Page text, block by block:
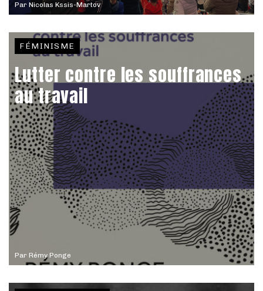
Par Nicolas Kssis-Martov
Par Rémy Ponge
FÉMINISME
Lutter contre les souffrances
au travail